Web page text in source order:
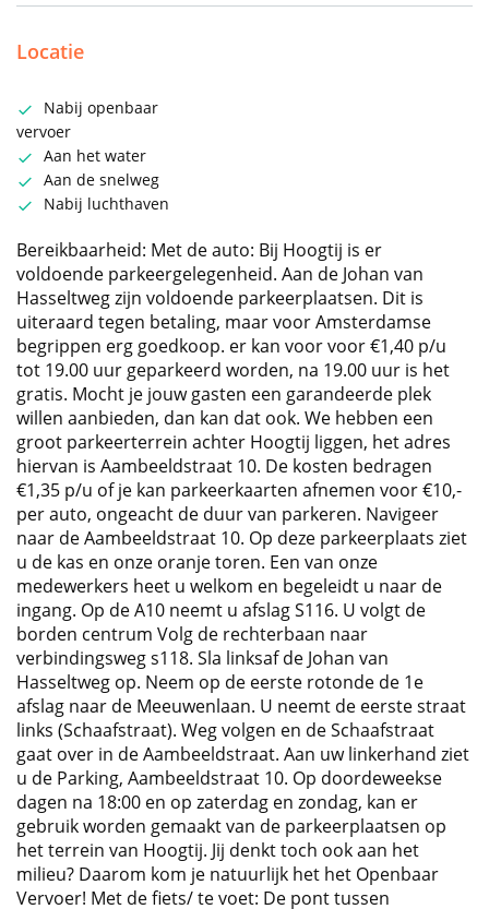
Locatie
Nabij openbaar
vervoer
Aan het water
Aan de snelweg
Nabij luchthaven
Bereikbaarheid: Met de auto: Bij Hoogtij is er
voldoende parkeergelegenheid. Aan de Johan van
Hasseltweg zijn voldoende parkeerplaatsen. Dit is
uiteraard tegen betaling, maar voor Amsterdamse
begrippen erg goedkoop. er kan voor voor €1,40 p/u
tot 19.00 uur geparkeerd worden, na 19.00 uur is het
gratis. Mocht je jouw gasten een garandeerde plek
willen aanbieden, dan kan dat ook. We hebben een
groot parkeerterrein achter Hoogtij liggen, het adres
hiervan is Aambeeldstraat 10. De kosten bedragen
€1,35 p/u of je kan parkeerkaarten afnemen voor €10,-
per auto, ongeacht de duur van parkeren. Navigeer
naar de Aambeeldstraat 10. Op deze parkeerplaats ziet
u de kas en onze oranje toren. Een van onze
medewerkers heet u welkom en begeleidt u naar de
ingang. Op de A10 neemt u afslag S116. U volgt de
borden centrum Volg de rechterbaan naar
verbindingsweg s118. Sla linksaf de Johan van
Hasseltweg op. Neem op de eerste rotonde de 1e
afslag naar de Meeuwenlaan. U neemt de eerste straat
links (Schaafstraat). Weg volgen en de Schaafstraat
gaat over in de Aambeeldstraat. Aan uw linkerhand ziet
u de Parking, Aambeeldstraat 10. Op doordeweekse
dagen na 18:00 en op zaterdag en zondag, kan er
gebruik worden gemaakt van de parkeerplaatsen op
het terrein van Hoogtij. Jij denkt toch ook aan het
milieu? Daarom kom je natuurlijk het het Openbaar
Vervoer! Met de fiets/ te voet: De pont tussen